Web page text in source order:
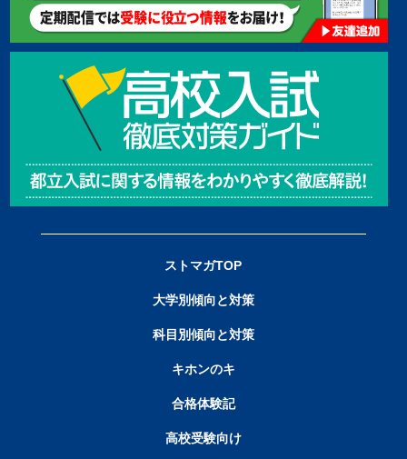
ストマガTOP
大学別傾向と対策
科目別傾向と対策
キホンのキ
合格体験記
高校受験向け